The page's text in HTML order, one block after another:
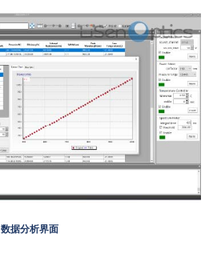
数据分析界面